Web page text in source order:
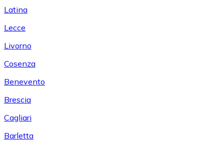
Latina
Lecce
Livorno
Cosenza
Benevento
Brescia
Cagliari
Barletta